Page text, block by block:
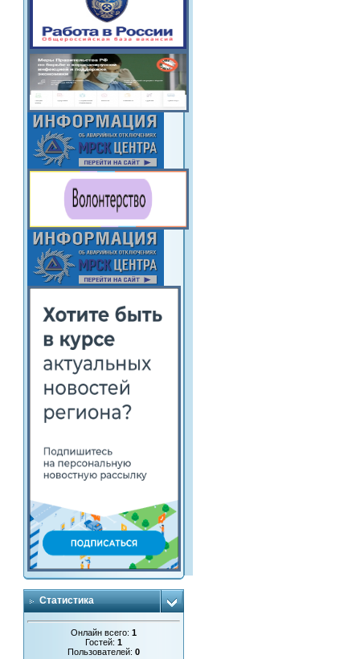
Статистика
Онлайн всего:1
Гостей:1
Пользователей:0